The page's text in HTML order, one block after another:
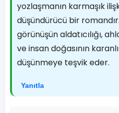
yozlaşmanın karmaşık
düşündürücü bir
görünüşün aldatıcılığı,
ve insan doğasının
düşünmeye teşvik eder.
Yanıtla